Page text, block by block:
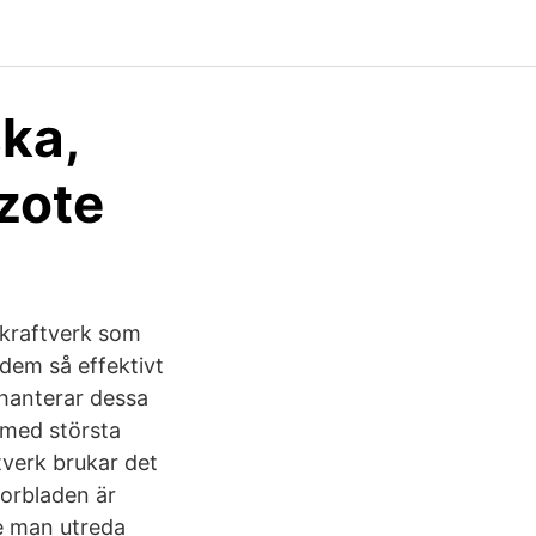
som
så effektivt
dessa
största
brukar det
är
man utreda